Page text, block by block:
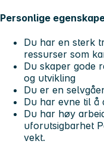
Personlige
Du har en sterk
ressurser som
Du skaper gode
og utvikling
Du er en
Du har evne til å
Du har høy
uforutsigbarhet
vekt.